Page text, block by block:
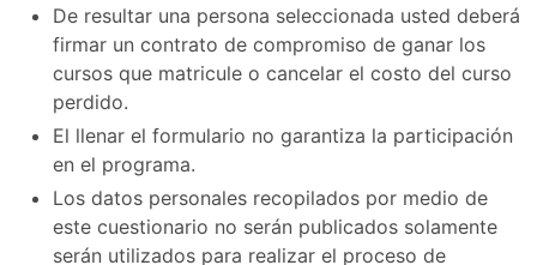
De resultar una persona seleccionada usted deberá
firmar un contrato de compromiso de ganar los
cursos que matricule o cancelar el costo del curso
perdido.
El llenar el formulario no garantiza la participación
en el programa.
Los datos personales recopilados por medio de
este cuestionario no serán publicados solamente
serán utilizados para realizar el proceso de